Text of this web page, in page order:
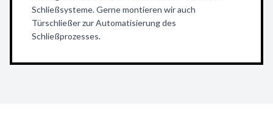
Schließsysteme. Gerne montieren wir auch
Türschließer zur Automatisierung des
Schließprozesses.